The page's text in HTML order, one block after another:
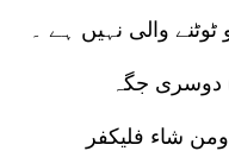
والی نہیں ہے ۔
سننے اور جاننے والاہے ” (2) دوسری جگہ
شاء فلیکفر